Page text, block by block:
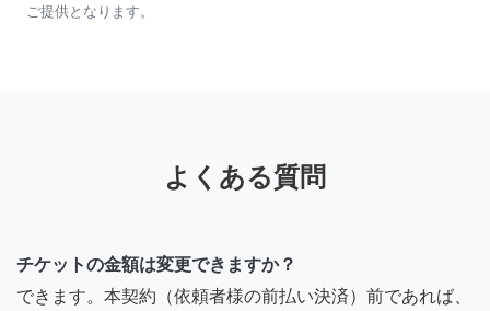
ご提供となります。
よくある質問
チケットの金額は変更できますか？
できます。本契約（依頼者様の前払い決済）前であれば、